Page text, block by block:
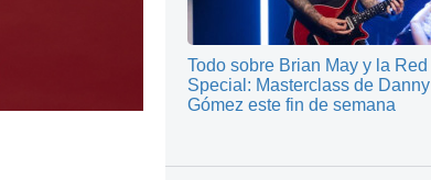
Todo sobre Brian May y la Red
Special: Masterclass de Danny
Gómez este fin de semana